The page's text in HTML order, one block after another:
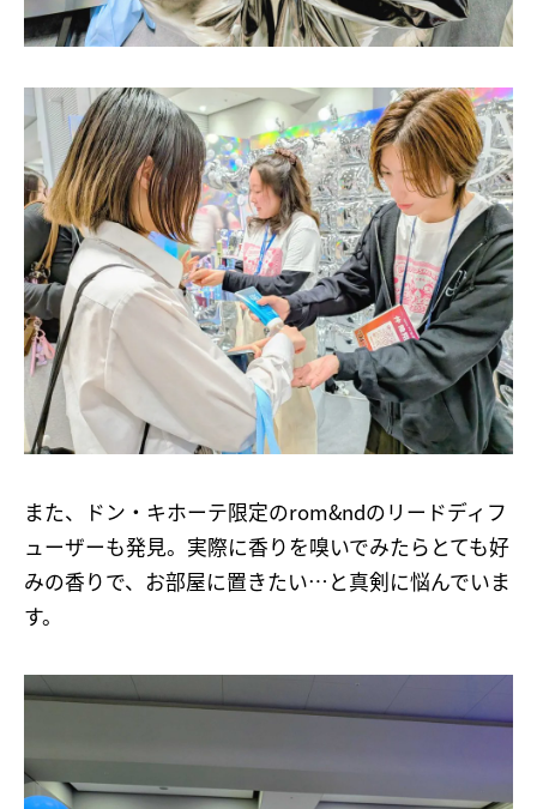
また、ドン・キホーテ限定のrom&ndのリードディフ
ューザーも発見。実際に香りを嗅いでみたらとても好
みの香りで、お部屋に置きたい…と真剣に悩んでいま
す。